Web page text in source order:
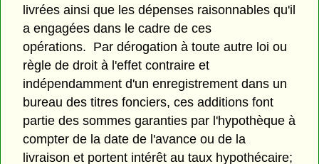
livrées ainsi que les dépenses raisonnables qu'il
a engagées dans le cadre de ces
opérations. Par dérogation à toute autre loi ou
règle de droit à l'effet contraire et
indépendamment d'un enregistrement dans un
bureau des titres fonciers, ces additions font
partie des sommes garanties par l'hypothèque à
compter de la date de l'avance ou de la
livraison et portent intérêt au taux hypothécaire;